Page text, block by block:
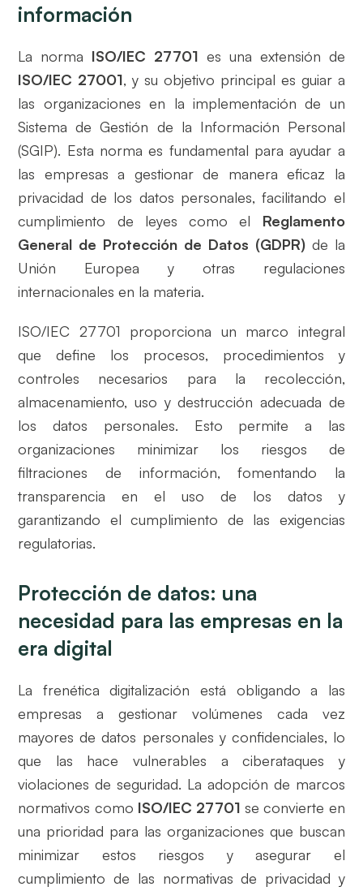
información
La norma ISO/IEC 27701 es una extensión de
ISO/IEC 27001, y su objetivo principal es guiar a
las organizaciones en la implementación de un
Sistema de Gestión de la Información Personal
(SGIP). Esta norma es fundamental para ayudar a
las empresas a gestionar de manera eficaz la
privacidad de los datos personales, facilitando el
cumplimiento de leyes como el Reglamento
General de Protección de Datos (GDPR)de la
Unión Europea y otras regulaciones
internacionales en la materia.
ISO/IEC 27701 proporciona un marco integral
que define los procesos, procedimientos y
controles necesarios para la recolección,
almacenamiento, uso y destrucción adecuada de
los datos personales. Esto permite a las
organizaciones minimizar los riesgos de
filtraciones de información, fomentando la
transparencia en el uso de los datos y
garantizando el cumplimiento de las exigencias
regulatorias.
Protección de datos: una
necesidad para las empresas en la
era digital
La frenética digitalización está obligando a las
empresas a gestionar volúmenes cada vez
mayores de datos personales y confidenciales, lo
que las hace vulnerables a ciberataques y
violaciones de seguridad. La adopción de marcos
normativos como ISO/IEC 27701 se convierte en
una prioridad para las organizaciones que buscan
minimizar estos riesgos y asegurar el
cumplimiento de las normativas de privacidad y